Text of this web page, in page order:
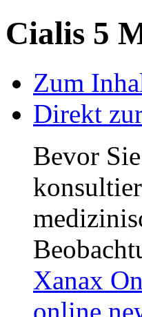
Cialis 5
Zum
Direkt
Bevor
Xanax
online